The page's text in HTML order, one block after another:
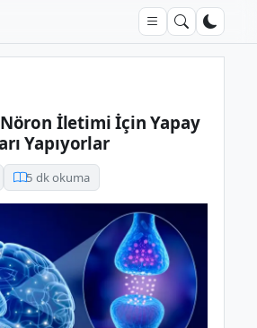
İletimi İçin Yapay
Yapıyorlar
5 dk okuma